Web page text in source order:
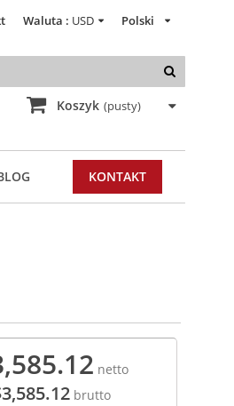
Polski
Waluta : USD
Koszyk (pusty)
KONTAKT
netto
brutto